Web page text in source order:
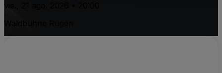
vie., 21 ago. 2026 • 20:00